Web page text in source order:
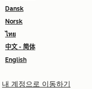
Dansk
Norsk
ไทย
中文 - 简体
English
내 계정으로 이동하기